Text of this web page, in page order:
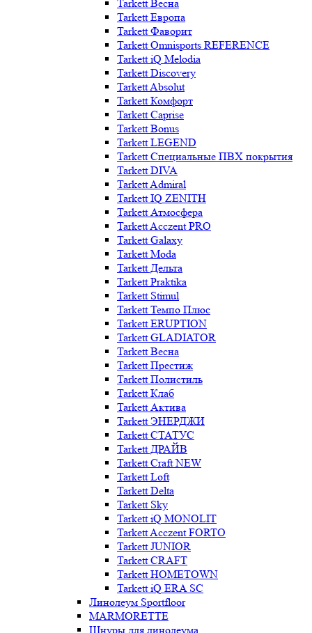
Tarkett Весна
Tarkett Европа
Tarkett Фаворит
Tarkett Omnisports REFERENCE
Tarkett iQ Melodia
Tarkett Discovery
Tarkett Absolut
Tarkett Комфорт
Tarkett Caprise
Tarkett Bonus
Tarkett LEGEND
Tarkett Специальные ПВХ покрытия
Tarkett DIVA
Tarkett Admiral
Tarkett IQ ZENITH
Tarkett Атмосфера
Tarkett Acczent PRO
Tarkett Galaxy
Tarkett Moda
Tarkett Дельта
Tarkett Praktika
Tarkett Stimul
Tarkett Темпо Плюс
Tarkett ERUPTION
Tarkett GLADIATOR
Tarkett Весна
Tarkett Престиж
Tarkett Полистиль
Tarkett Клаб
Tarkett Актива
Tarkett ЭНЕРДЖИ
Tarkett СТАТУС
Tarkett ДРАЙВ
Tarkett Craft NEW
Tarkett Loft
Tarkett Delta
Tarkett Sky
Tarkett iQ MONOLIT
Tarkett Acczent FORTO
Tarkett JUNIOR
Tarkett CRAFT
Tarkett HOMETOWN
Tarkett iQ ERA SC
Линолеум Sportfloor
MARMORETTE
Шнуры для линолеума